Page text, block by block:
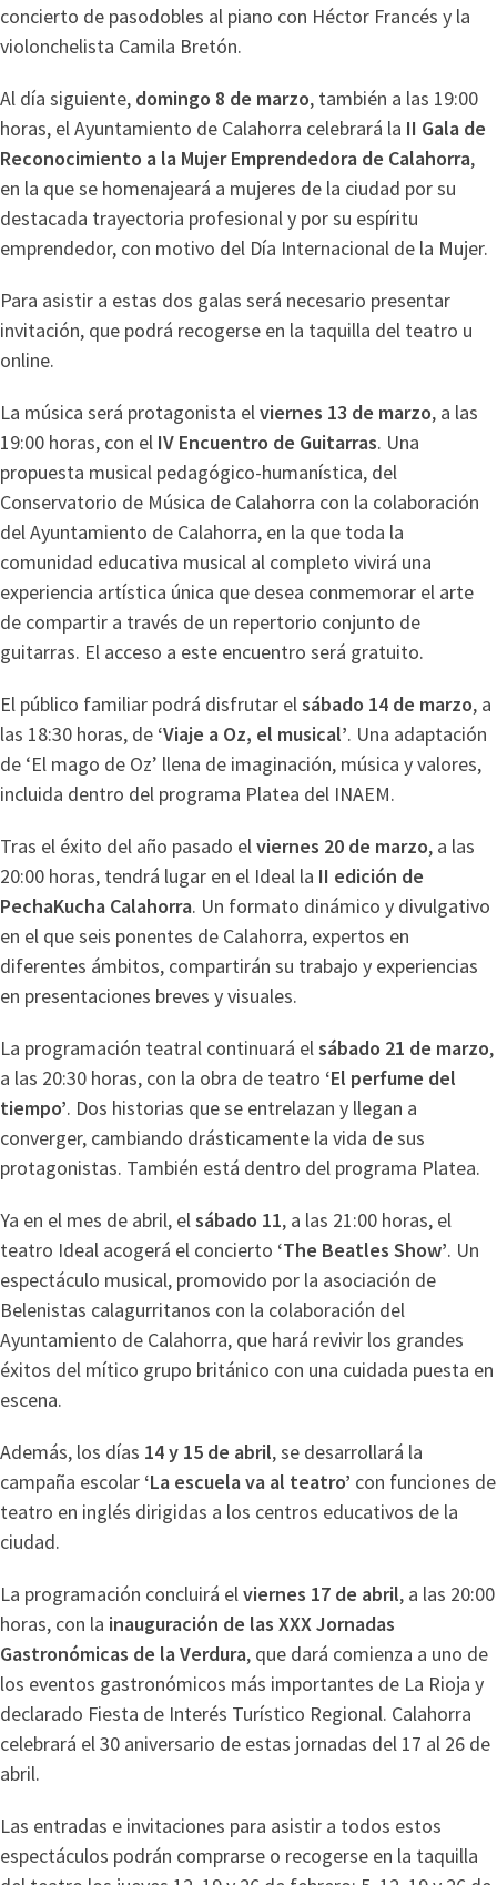
concierto de pasodobles al piano con Héctor Francés y la
violonchelista Camila Bretón.
Al día siguiente, domingo 8 de marzo, también a las 19:00
horas, el Ayuntamiento de Calahorra celebrará la II Gala de
Reconocimiento a la Mujer Emprendedora de Calahorra,
en la que se homenajeará a mujeres de la ciudad por su
destacada trayectoria profesional y por su espíritu
emprendedor, con motivo del Día Internacional de la Mujer.
Para asistir a estas dos galas será necesario presentar
invitación, que podrá recogerse en la taquilla del teatro u
online.
La música será protagonista elviernes 13 de marzo, a las
19:00 horas, con el IV Encuentro de Guitarras. Una
propuesta musical pedagógico-humanística, del
Conservatorio de Música de Calahorra con la colaboración
del Ayuntamiento de Calahorra, en la que toda la
comunidad educativa musical al completo vivirá una
experiencia artística única que desea conmemorar el arte
de compartir a través de un repertorio conjunto de
guitarras. El acceso a este encuentro será gratuito.
El público familiar podrá disfrutar elsábado 14 de marzo, a
las 18:30 horas, de ‘Viaje a Oz, el musical’. Una adaptación
de ‘El mago de Oz’ llena de imaginación, música y valores,
incluida dentro del programa Platea del INAEM.
Tras el éxito del año pasado elviernes 20 de marzo, a las
20:00 horas, tendrá lugar en el Ideal la II edición de
PechaKucha Calahorra. Un formato dinámico y divulgativo
en el que seis ponentes de Calahorra, expertos en
diferentes ámbitos, compartirán su trabajo y experiencias
en presentaciones breves y visuales.
La programación teatral continuará elsábado 21 de marzo,
a las 20:30 horas, con la obra de teatro ‘El perfume del
tiempo’. Dos historias que se entrelazan y llegan a
converger, cambiando drásticamente la vida de sus
protagonistas. También está dentro del programa Platea.
Ya en el mes de abril, elsábado 11, a las 21:00 horas, el
teatro Ideal acogerá el concierto ‘The Beatles Show’. Un
espectáculo musical, promovido por la asociación de
Belenistas calagurritanos con la colaboración del
Ayuntamiento de Calahorra, que hará revivir los grandes
éxitos del mítico grupo británico con una cuidada puesta en
escena.
Además, los días 14 y 15 de abril, se desarrollará la
campaña escolar ‘La escuela va al teatro’ con funciones de
teatro en inglés dirigidas a los centros educativos de la
ciudad.
La programación concluirá elviernes 17 de abril, a las 20:00
horas, con la inauguración de las XXX Jornadas
Gastronómicas de la Verdura, que dará comienza a uno de
los eventos gastronómicos más importantes de La Rioja y
declarado Fiesta de Interés Turístico Regional. Calahorra
celebrará el 30 aniversario de estas jornadas del 17 al 26 de
abril.
Las entradas e invitaciones para asistir a todos estos
espectáculos podrán comprarse o recogerse en la taquilla